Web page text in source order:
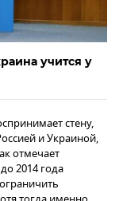
учится у
стену,
и Украиной,
отмечает
2014 года